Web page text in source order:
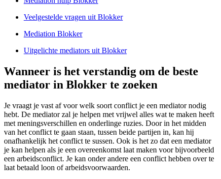
Veelgestelde vragen uit Blokker
Mediation Blokker
Uitgelichte mediators uit Blokker
Wanneer is het verstandig om de beste
mediator in Blokker te zoeken
Je vraagt je vast af voor welk soort conflict je een mediator nodig
hebt. De mediator zal je helpen met vrijwel alles wat te maken heeft
met meningsverschillen en onderlinge ruzies. Door in het midden
van het conflict te gaan staan, tussen beide partijen in, kan hij
onafhankelijk het conflict te sussen. Ook is het zo dat een mediator
je kan helpen als je een overeenkomst laat maken voor bijvoorbeeld
een arbeidsconflict. Je kan onder andere een conflict hebben over te
laat betaald loon of arbeidsvoorwaarden.